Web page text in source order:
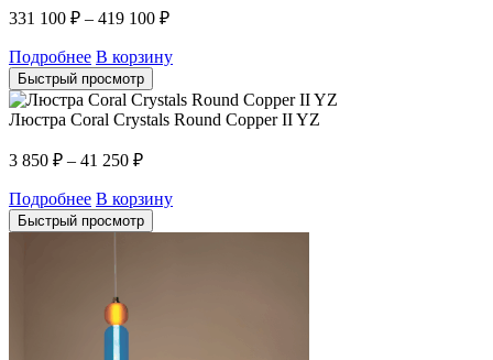
331 100 ₽ – 419 100 ₽
Подробнее В корзину
Быстрый просмотр
Люстра Coral Crystals Round Copper II YZ
3 850 ₽ – 41 250 ₽
Подробнее В корзину
Быстрый просмотр